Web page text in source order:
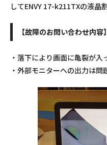
してENVY 17-k211TXの液晶
【故障のお問い合わせ内容】
・落下により画面に亀裂が入
・外部モニターへの出力は